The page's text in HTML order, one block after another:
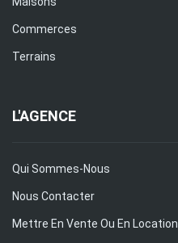
Commerces
Terrains
L'AGENCE
Qui Sommes-Nous
Nous Contacter
Mettre En Vente Ou En Location